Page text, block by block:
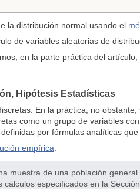
la distribución normal usando el
de variables aleatorias de
en la parte práctica del
Hipótesis Estadísticas
En la práctica, no
como un grupo de variables
por fórmulas analíticas
empírica
muestra de una población
especificados en la